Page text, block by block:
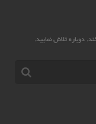
دوباره تلاش نمایید.